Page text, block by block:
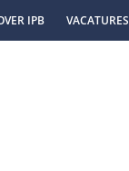
IPB VACATURES